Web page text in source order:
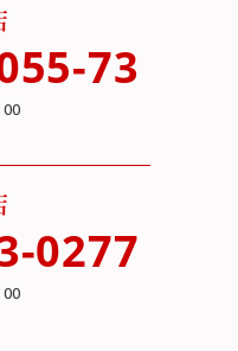
73
00
0277
00